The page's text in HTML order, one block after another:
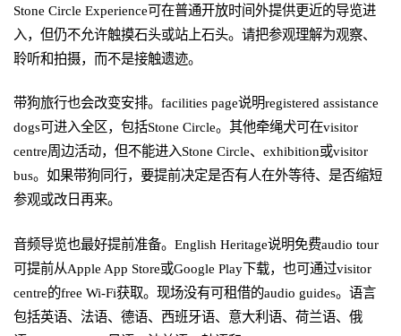
Stone Circle Experience可在普通开放时间外提供更近的导览进
入，但仍不允许触摸石头或站上石头。请把参观理解为观察、
聆听和拍摄，而不是接触遗迹。
带狗旅行也会改变安排。facilities page说明registered assistance
dogs可进入全区，包括Stone Circle。其他牵绳犬可在visitor
centre周边活动，但不能进入Stone Circle、exhibition或visitor
bus。如果带狗同行，要提前决定是否有人在外等待、是否缩短
参观或改日再来。
音频导览也最好提前准备。English Heritage说明免费audio tour
可提前从Apple App Store或Google Play下载，也可通过visitor
centre的free Wi-Fi获取。现场没有可租借的audio guides。语言
包括英语、法语、德语、西班牙语、意大利语、荷兰语、俄